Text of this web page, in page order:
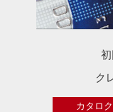
ク
カタロ